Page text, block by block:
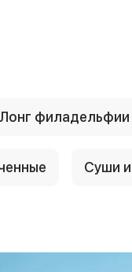
Лонг филадельфии
Суши и